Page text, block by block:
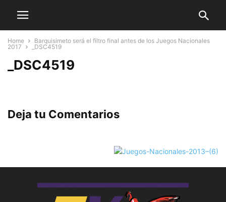
Home
Barquisimeto será el filtro final antes de los Juegos Nacionales
2017
_DSC4519
_DSC4519
Deja tu Comentarios